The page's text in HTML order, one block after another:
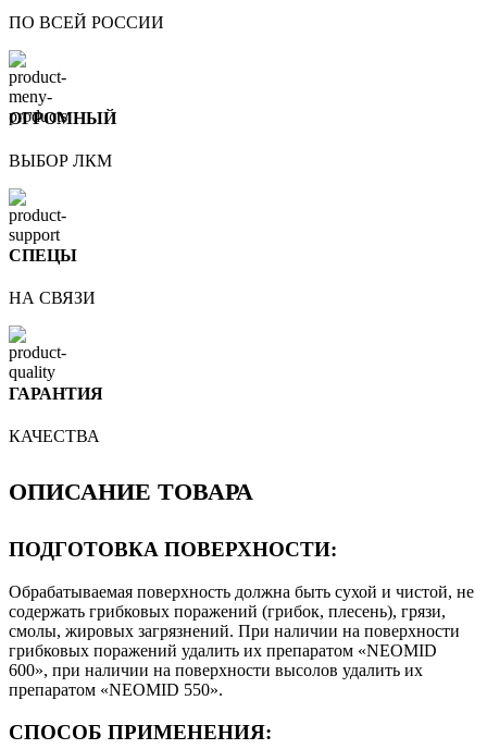
ПО ВСЕЙ РОССИИ
ОГРОМНЫЙ
ВЫБОР ЛКМ
СПЕЦЫ
НА СВЯЗИ
ГАРАНТИЯ
КАЧЕСТВА
ОПИСАНИЕ ТОВАРА
ПОДГОТОВКА ПОВЕРХНОСТИ:
Обрабатываемая поверхность должна быть сухой и чистой, не
содержать грибковых поражений (грибок, плесень), грязи,
смолы, жировых загрязнений. При наличии на поверхности
грибковых поражений удалить их препаратом «NEOMID
600», при наличии на поверхности высолов удалить их
препаратом «NEOMID 550».
СПОСОБ ПРИМЕНЕНИЯ: